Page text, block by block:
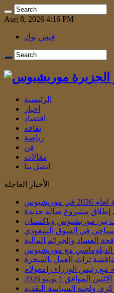
Aug 8, 2026 4:16 PM
فيس بوك
الرئيسية
أخبار
اقتصاد
ثقافة
رياضة
فن
مقالات
اتصل بنا
الأخبار العاجلة
إطلاق مشروع صالة جديدة
بين موريشيوس وباكستان
في السوق السعودي
الفساد والجرائم المالية
الدبلوماسي مع موريشيوس
تراث العمل بالسخرة
مع رئيس الوزراء رامغولام
1 يونيو 2026
ولجنة السياسة النقدية